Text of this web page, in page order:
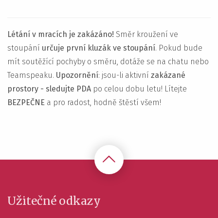
Létání v mracích je zakázáno! Směr kroužení ve
stoupání určuje první kluzák ve stoupání. Pokud bude
mít soutěžící pochyby o směru, dotáže se na chatu nebo
Teamspeaku. Upozornění: jsou-li aktivní zakázané
prostory - sledujte PDA po celou dobu letu! Lítejte
BEZPEČNE a pro radost, hodně štěstí všem!
Užitečné odkazy